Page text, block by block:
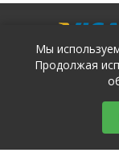
Мы
Продолжая